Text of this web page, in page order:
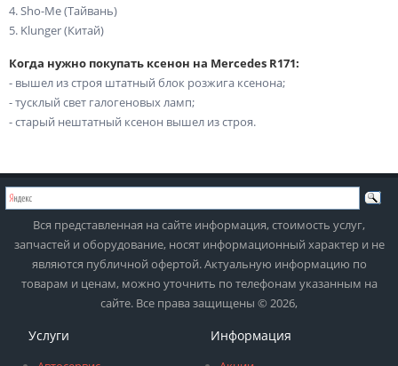
4. Sho-Me (Тайвань)
5. Klunger (Китай)
Когда нужно покупать ксенон на Mercedes R171:
- вышел из строя штатный блок розжига ксенона;
- тусклый свет галогеновых ламп;
- старый нештатный ксенон вышел из строя.
Вся представленная на сайте информация, стоимость услуг,
запчастей и оборудование, носят информационный характер и не
являются публичной офертой. Актуальную информацию по
товарам и ценам, можно уточнить по телефонам указанным на
сайте. Все права защищены © 2026,
Услуги Информация